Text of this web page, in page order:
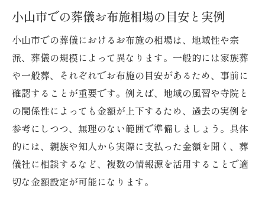
小山市での葬儀お布施相場の目安と実例
小山市での葬儀におけるお布施の相場は、地域性や宗
派、葬儀の規模によって異なります。一般的には家族葬
や一般葬、それぞれでお布施の目安があるため、事前に
確認することが重要です。例えば、地域の風習や寺院と
の関係性によっても金額が上下するため、過去の実例を
参考にしつつ、無理のない範囲で準備しましょう。具体
的には、親族や知人から実際に支払った金額を聞く、葬
儀社に相談するなど、複数の情報源を活用することで適
切な金額設定が可能になります。